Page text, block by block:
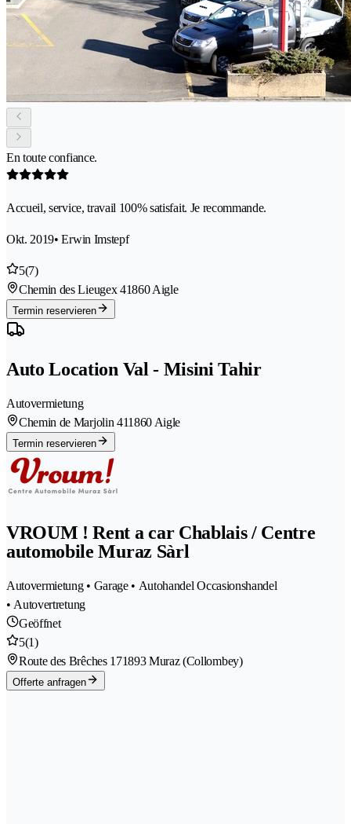
En toute confiance.
Accueil, service, travail 100% satisfait. Je recommande.
Okt. 2019• Erwin Imstepf
5(7)
Chemin des Lieugex 41860 Aigle
Termin reservieren
Auto Location Val - Misini Tahir
Autovermietung
Chemin de Marjolin 411860 Aigle
Termin reservieren
VROUM ! Rent a car Chablais / Centre
automobile Muraz Sàrl
Autovermietung • Garage • Autohandel Occasionshandel
• Autovertretung
Geöffnet
5(1)
Route des Brêches 171893 Muraz (Collombey)
Offerte anfragen